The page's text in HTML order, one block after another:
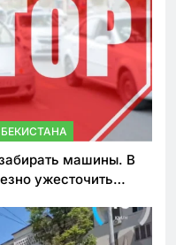
машины. В
ужесточить